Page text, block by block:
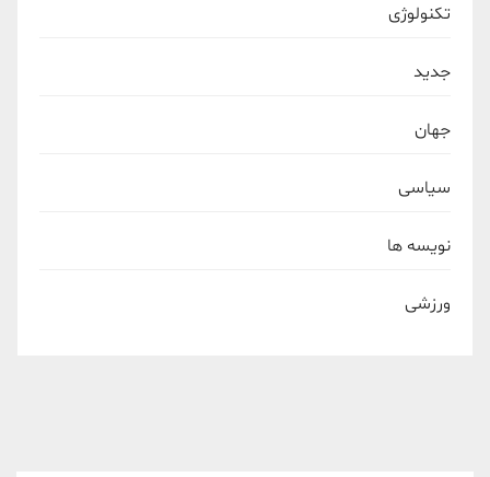
تکنولوژی
جدید
جهان
سیاسی
نویسه ها
ورزشی